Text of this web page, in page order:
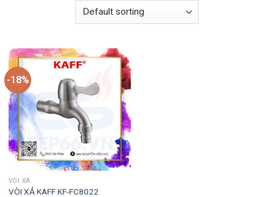
-18%
VÒI XÃ
VÒI XẢ KAFF KF-FC8022